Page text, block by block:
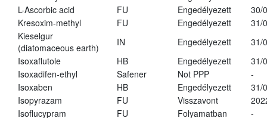
L-Ascorbic acid
FU Engedélyezett
30/
Kresoxim-methyl
FU Engedélyezett
31/
Kieselgur
(diatomaceous earth)
IN Engedélyezett
31/
Isoxaflutole
HB Engedélyezett
31/
Isoxadifen-ethyl
Safener Not PPP
-
Isoxaben
HB Engedélyezett
31/
Isopyrazam
FU Visszavont
Isoflucypram
FU Folyamatban
-